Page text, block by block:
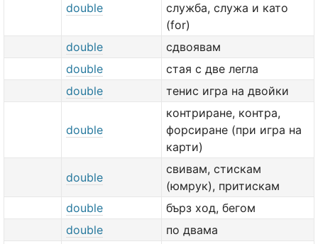
double
служба, служа и като
(for)
double
сдвоявам
double
стая с две легла
double
тенис игра на двойки
double
контриране, контра,
форсиране (при игра на
карти)
double
свивам, стискам
(юмрук), притискам
double
бърз ход, бегом
double
по двама